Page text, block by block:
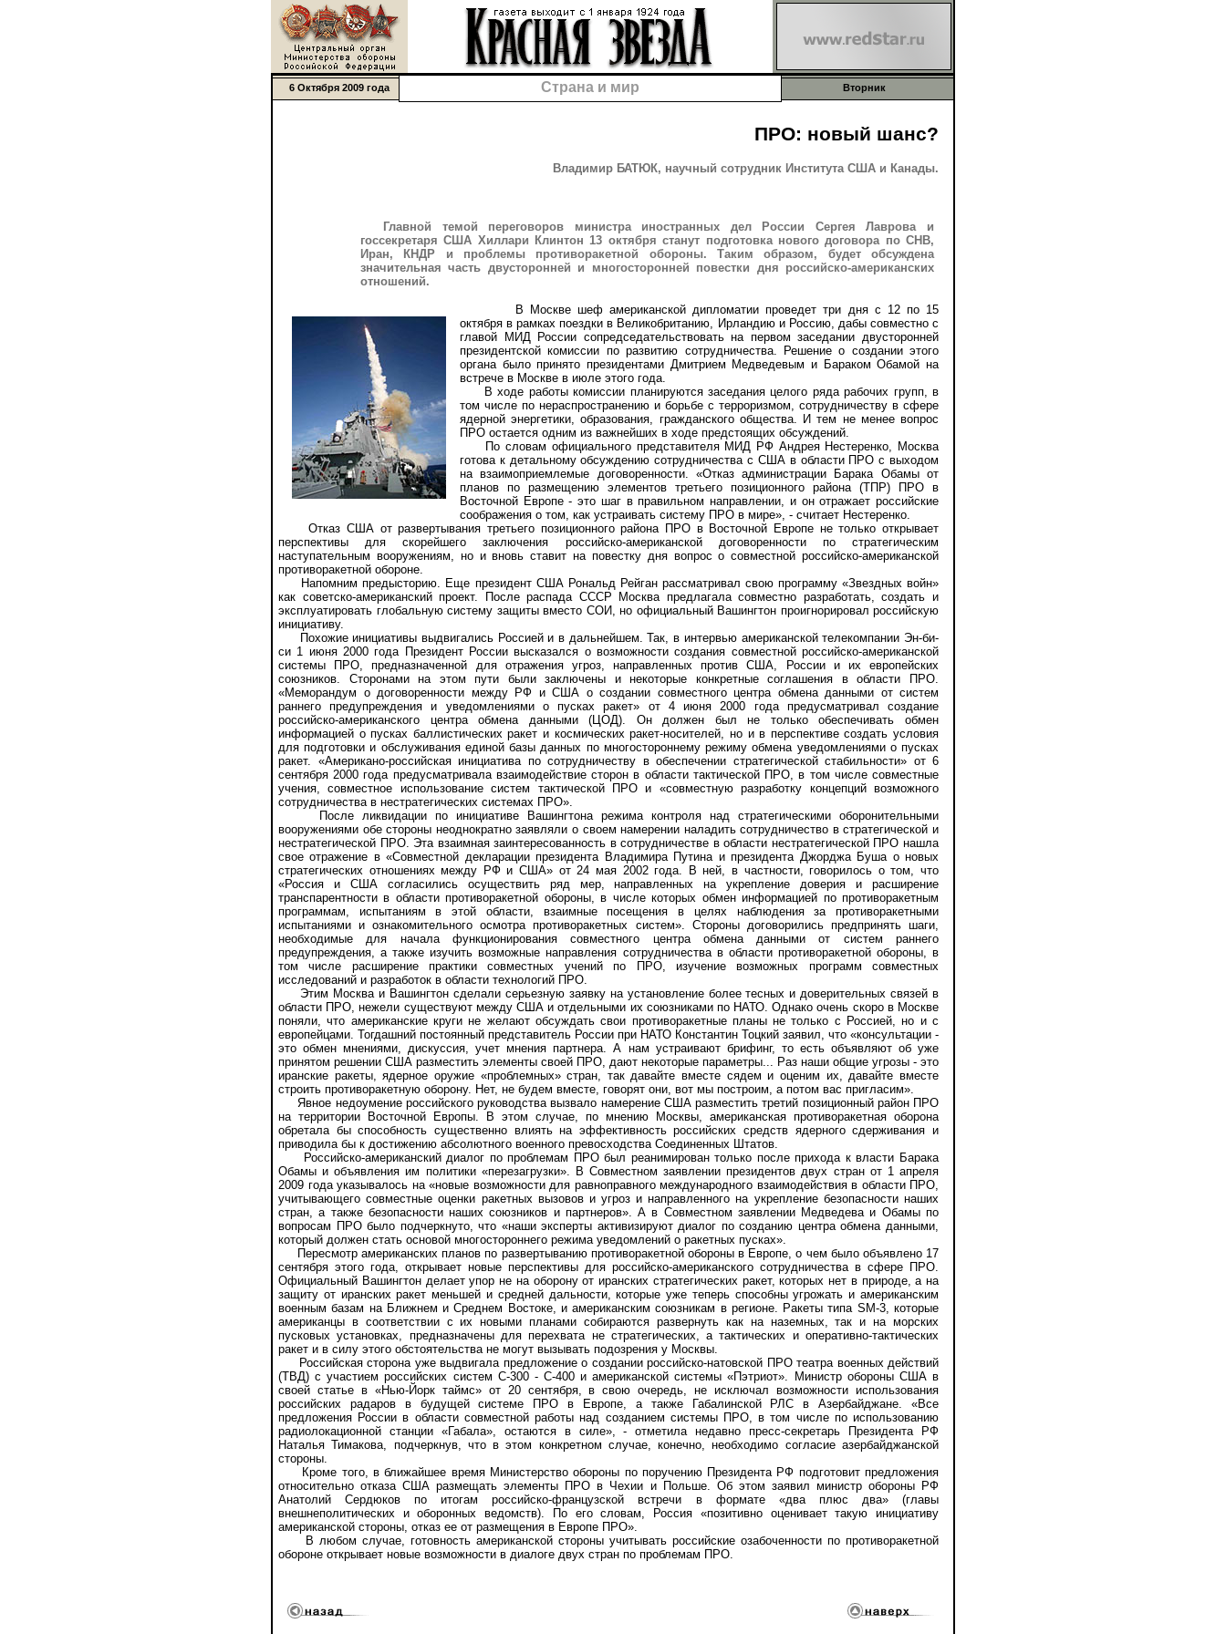
6 Октября 2009 года Страна и мир Вторник
ПРО: новый шанс?
Владимир БАТЮК, научный сотрудник Института США и Канады.
Главной темой переговоров министра иностранных дел России Сергея Лаврова и
госсекретаря США Хиллари Клинтон 13 октября станут подготовка нового договора по СНВ,
Иран, КНДР и проблемы противоракетной обороны. Таким образом, будет обсуждена
значительная часть двусторонней и многосторонней повестки дня российско-американских
отношений.
В Москве шеф американской дипломатии проведет три дня с 12 по 15
октября в рамках поездки в Великобританию, Ирландию и Россию, дабы совместно с
главой МИД России сопредседательствовать на первом заседании двусторонней
президентской комиссии по развитию сотрудничества. Решение о создании этого
органа было принято президентами Дмитрием Медведевым и Бараком Обамой на
встрече в Москве в июле этого года.
В ходе работы комиссии планируются заседания целого ряда рабочих групп, в
том числе по нераспространению и борьбе с терроризмом, сотрудничеству в сфере
ядерной энергетики, образования, гражданского общества. И тем не менее вопрос
ПРО остается одним из важнейших в ходе предстоящих обсуждений.
По словам официального представителя МИД РФ Андрея Нестеренко, Москва
готова к детальному обсуждению сотрудничества с США в области ПРО с выходом
на взаимоприемлемые договоренности. «Отказ администрации Барака Обамы от
планов по размещению элементов третьего позиционного района (ТПР) ПРО в
Восточной Европе - это шаг в правильном направлении, и он отражает российские
соображения о том, как устраивать систему ПРО в мире», - считает Нестеренко.
Отказ США от развертывания третьего позиционного района ПРО в Восточной Европе не только открывает
перспективы для скорейшего заключения российско-американской договоренности по стратегическим
наступательным вооружениям, но и вновь ставит на повестку дня вопрос о совместной российско-американской
противоракетной обороне.
Напомним предысторию. Еще президент США Рональд Рейган рассматривал свою программу «Звездных войн»
как советско-американский проект. После распада СССР Москва предлагала совместно разработать, создать и
эксплуатировать глобальную систему защиты вместо СОИ, но официальный Вашингтон проигнорировал российскую
инициативу.
Похожие инициативы выдвигались Россией и в дальнейшем. Так, в интервью американской телекомпании Эн-би-
си 1 июня 2000 года Президент России высказался о возможности создания совместной российско-американской
системы ПРО, предназначенной для отражения угроз, направленных против США, России и их европейских
союзников. Сторонами на этом пути были заключены и некоторые конкретные соглашения в области ПРО.
«Меморандум о договоренности между РФ и США о создании совместного центра обмена данными от систем
раннего предупреждения и уведомлениями о пусках ракет» от 4 июня 2000 года предусматривал создание
российско-американского центра обмена данными (ЦОД). Он должен был не только обеспечивать обмен
информацией о пусках баллистических ракет и космических ракет-носителей, но и в перспективе создать условия
для подготовки и обслуживания единой базы данных по многостороннему режиму обмена уведомлениями о пусках
ракет. «Американо-российская инициатива по сотрудничеству в обеспечении стратегической стабильности» от 6
сентября 2000 года предусматривала взаимодействие сторон в области тактической ПРО, в том числе совместные
учения, совместное использование систем тактической ПРО и «совместную разработку концепций возможного
сотрудничества в нестратегических системах ПРО».
После ликвидации по инициативе Вашингтона режима контроля над стратегическими оборонительными
вооружениями обе стороны неоднократно заявляли о своем намерении наладить сотрудничество в стратегической и
нестратегической ПРО. Эта взаимная заинтересованность в сотрудничестве в области нестратегической ПРО нашла
свое отражение в «Совместной декларации президента Владимира Путина и президента Джорджа Буша о новых
стратегических отношениях между РФ и США» от 24 мая 2002 года. В ней, в частности, говорилось о том, что
«Россия и США согласились осуществить ряд мер, направленных на укрепление доверия и расширение
транспарентности в области противоракетной обороны, в числе которых обмен информацией по противоракетным
программам, испытаниям в этой области, взаимные посещения в целях наблюдения за противоракетными
испытаниями и ознакомительного осмотра противоракетных систем». Стороны договорились предпринять шаги,
необходимые для начала функционирования совместного центра обмена данными от систем раннего
предупреждения, а также изучить возможные направления сотрудничества в области противоракетной обороны, в
том числе расширение практики совместных учений по ПРО, изучение возможных программ совместных
исследований и разработок в области технологий ПРО.
Этим Москва и Вашингтон сделали серьезную заявку на установление более тесных и доверительных связей в
области ПРО, нежели существуют между США и отдельными их союзниками по НАТО. Однако очень скоро в Москве
поняли, что американские круги не желают обсуждать свои противоракетные планы не только с Россией, но и с
европейцами. Тогдашний постоянный представитель России при НАТО Константин Тоцкий заявил, что «консультации -
это обмен мнениями, дискуссия, учет мнения партнера. А нам устраивают брифинг, то есть объявляют об уже
принятом решении США разместить элементы своей ПРО, дают некоторые параметры... Раз наши общие угрозы - это
иранские ракеты, ядерное оружие «проблемных» стран, так давайте вместе сядем и оценим их, давайте вместе
строить противоракетную оборону. Нет, не будем вместе, говорят они, вот мы построим, а потом вас пригласим».
Явное недоумение российского руководства вызвало намерение США разместить третий позиционный район ПРО
на территории Восточной Европы. В этом случае, по мнению Москвы, американская противоракетная оборона
обретала бы способность существенно влиять на эффективность российских средств ядерного сдерживания и
приводила бы к достижению абсолютного военного превосходства Соединенных Штатов.
Российско-американский диалог по проблемам ПРО был реанимирован только после прихода к власти Барака
Обамы и объявления им политики «перезагрузки». В Совместном заявлении президентов двух стран от 1 апреля
2009 года указывалось на «новые возможности для равноправного международного взаимодействия в области ПРО,
учитывающего совместные оценки ракетных вызовов и угроз и направленного на укрепление безопасности наших
стран, а также безопасности наших союзников и партнеров». А в Совместном заявлении Медведева и Обамы по
вопросам ПРО было подчеркнуто, что «наши эксперты активизируют диалог по созданию центра обмена данными,
который должен стать основой многостороннего режима уведомлений о ракетных пусках».
Пересмотр американских планов по развертыванию противоракетной обороны в Европе, о чем было объявлено 17
сентября этого года, открывает новые перспективы для российско-американского сотрудничества в сфере ПРО.
Официальный Вашингтон делает упор не на оборону от иранских стратегических ракет, которых нет в природе, а на
защиту от иранских ракет меньшей и средней дальности, которые уже теперь способны угрожать и американским
военным базам на Ближнем и Среднем Востоке, и американским союзникам в регионе. Ракеты типа SM-3, которые
американцы в соответствии с их новыми планами собираются развернуть как на наземных, так и на морских
пусковых установках, предназначены для перехвата не стратегических, а тактических и оперативно-тактических
ракет и в силу этого обстоятельства не могут вызывать подозрения у Москвы.
Российская сторона уже выдвигала предложение о создании российско-натовской ПРО театра военных действий
(ТВД) с участием российских систем С-300 - С-400 и американской системы «Пэтриот». Министр обороны США в
своей статье в «Нью-Йорк таймс» от 20 сентября, в свою очередь, не исключал возможности использования
российских радаров в будущей системе ПРО в Европе, а также Габалинской РЛС в Азербайджане. «Все
предложения России в области совместной работы над созданием системы ПРО, в том числе по использованию
радиолокационной станции «Габала», остаются в силе», - отметила недавно пресс-секретарь Президента РФ
Наталья Тимакова, подчеркнув, что в этом конкретном случае, конечно, необходимо согласие азербайджанской
стороны.
Кроме того, в ближайшее время Министерство обороны по поручению Президента РФ подготовит предложения
относительно отказа США размещать элементы ПРО в Чехии и Польше. Об этом заявил министр обороны РФ
Анатолий Сердюков по итогам российско-французской встречи в формате «два плюс два» (главы
внешнеполитических и оборонных ведомств). По его словам, Россия «позитивно оценивает такую инициативу
американской стороны, отказ ее от размещения в Европе ПРО».
В любом случае, готовность американской стороны учитывать российские озабоченности по противоракетной
обороне открывает новые возможности в диалоге двух стран по проблемам ПРО.